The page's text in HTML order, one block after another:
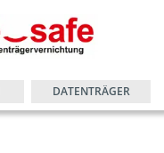
DATENTRÄGER